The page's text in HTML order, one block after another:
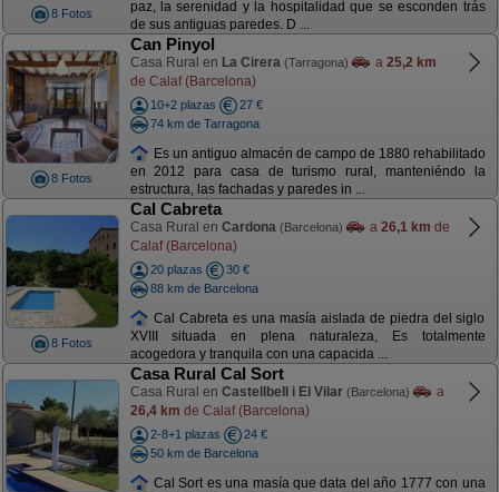
8 Fotos
paz, la serenidad y la hospitalidad que se esconden trás
de sus antiguas paredes. D ...
8 Fotos
Can Pinyol
Casa Rural en La Cirera (Tarragona) a 25,2 km
de Calaf (Barcelona)
10+2 plazas
27 €
74 km de Tarragona
Es un antiguo almacén de campo de 1880 rehabilitado
en 2012 para casa de turismo rural, manteniéndo la
estructura, las fachadas y paredes in ...
8 Fotos
Cal Cabreta
Casa Rural en Cardona (Barcelona) a 26,1 km de
Calaf (Barcelona)
20 plazas
30 €
88 km de Barcelona
Cal Cabreta es una masía aislada de piedra del siglo
XVIII situada en plena naturaleza, Es totalmente
acogedora y tranquila con una capacida ...
Casa Rural Cal Sort
Casa Rural en Castellbell i El Vilar (Barcelona)
a
26,4 km de Calaf (Barcelona)
2-8+1 plazas
24 €
50 km de Barcelona
Cal Sort es una masía que data del año 1777 con una